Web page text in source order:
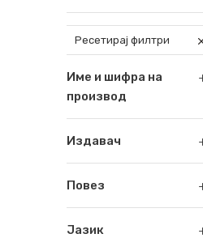
Ресетирај филтри
Име и шифра на
производ
Издавач
Повез
Јазик